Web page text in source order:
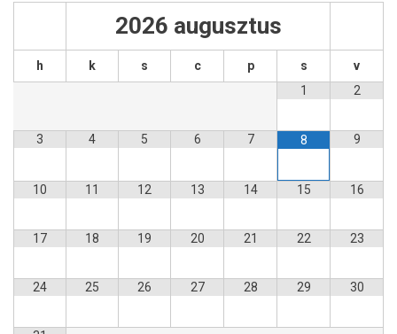
2026 augusztus
h k s c p s
v
1
2
3 4 5 6 7 8 9
10 11 12 13 14 15 16
17 18 19 20 21 22 23
24 25 26 27 28 29 30